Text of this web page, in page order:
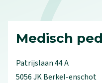
Medisch
Patrijslaan44A
5056 JKBerkel-enschot